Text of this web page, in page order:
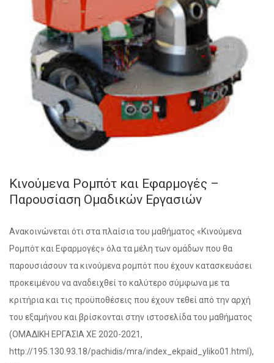
Κινούμενα Ρομπότ και Εφαρμογές –
Παρουσίαση Ομαδικών Εργασιών
Ανακοινώνεται ότι στα πλαίσια του μαθήματος «Κινούμενα
Ρομπότ και Εφαρμογές» όλα τα μέλη των ομάδων που θα
παρουσιάσουν τα κινούμενα ρομπότ που έχουν κατασκευάσει
προκειμένου να αναδειχθεί το καλύτερο σύμφωνα με τα
κριτήρια και τις προϋποθέσεις που έχουν τεθεί από την αρχή
του εξαμήνου και βρίσκονται στην ιστοσελίδα του μαθήματος
(ΟΜΑΔΙΚΗ ΕΡΓΑΣΙΑ ΧΕ 2020-2021,
http://195.130.93.18/pachidis/mra/index_ekpaid_yliko01.html),